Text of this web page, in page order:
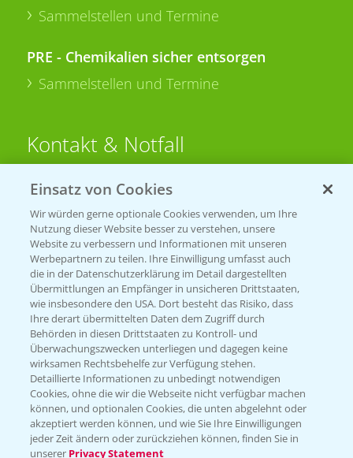
Sammelstellen und Termine
PRE - Chemikalien sicher entsorgen
Sammelstellen und Termine
Kontakt & Notfall
Beratung auf WhatsApp
T.+49 (0)174 346 564 1
KONTAKT
Hilfe in Notfällen
T.+49 (0)214/30-20220
Folgen Sie uns
Einsatz von Cookies
Wir würden gerne optionale Cookies verwenden, um Ihre
Nutzung dieser Website besser zu verstehen, unsere
Website zu verbessern und Informationen mit unseren
Werbepartnern zu teilen. Ihre Einwilligung umfasst auch
die in der Datenschutzerklärung im Detail dargestellten
Übermittlungen an Empfänger in unsicheren Drittstaaten,
wie insbesondere den USA. Dort besteht das Risiko, dass
Ihre derart übermittelten Daten dem Zugriff durch
Behörden in diesen Drittstaaten zu Kontroll- und
Überwachungszwecken unterliegen und dagegen keine
wirksamen Rechtsbehelfe zur Verfügung stehen.
Detaillierte Informationen zu unbedingt notwendigen
Cookies, ohne die wir die Webseite nicht verfügbar machen
können, und optionalen Cookies, die unten abgelehnt oder
akzeptiert werden können, und wie Sie Ihre Einwilligungen
jeder Zeit ändern oder zurückziehen können, finden Sie in
unserer Privacy Statement